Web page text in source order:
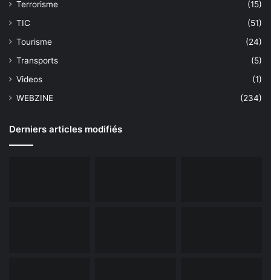
Terrorisme
(15)
TIC
(51)
Tourisme
(24)
Transports
(5)
Videos
(1)
WEBZINE
(234)
Derniers articles modifiés